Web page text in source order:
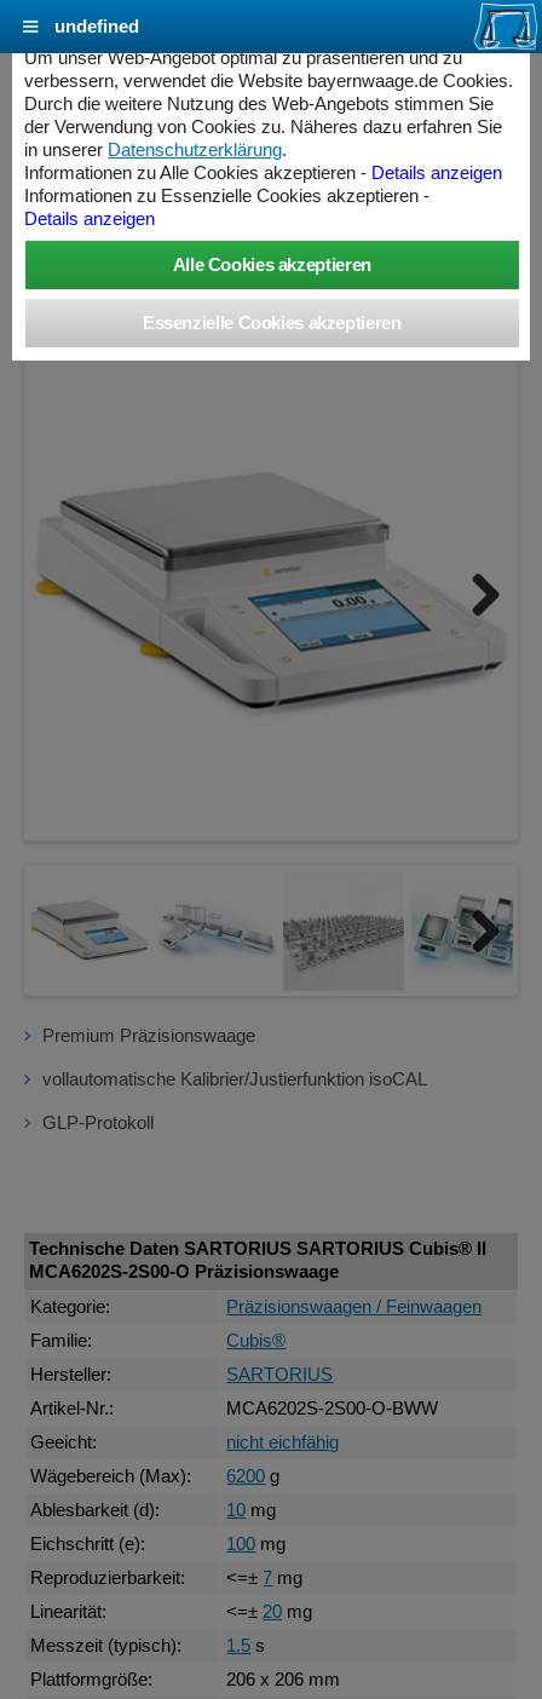
Vorführgerät
SARTORIUS Cubis® II MCA6202S-2S00-O
Präzisionswaage
Wägebereich: 6200 g, Ablesbarkeit: 10 mg, Eichschritt: 100
mg, nicht eichfähig
Next
Premium Präzisionswaage
vollautomatische Kalibrier/Justierfunktion isoCAL
GLP-Protokoll
Technische Daten SARTORIUS SARTORIUS Cubis® II
MCA6202S-2S00-O Präzisionswaage
Kategorie:
Präzisionswaagen / Feinwaagen
Familie:
Cubis®
Hersteller:
SARTORIUS
Artikel-Nr.:
MCA6202S-2S00-O-BWW
Geeicht:
nicht eichfähig
Wägebereich (Max):
6200 g
Ablesbarkeit (d):
10 mg
Eichschritt (e):
100 mg
Reproduzierbarkeit:
<=±7 mg
Linearität:
<=± 20 mg
Messzeit (typisch):
1.5 s
Plattformgröße:
206 x 206 mm
Cookie Einstellungen - bayernwaage.de
Um unser Web-Angebot optimal zu präsentieren und zu
verbessern, verwendet die Website bayernwaage.de Cookies.
Durch die weitere Nutzung des Web-Angebots stimmen Sie
der Verwendung von Cookies zu. Näheres dazu erfahren Sie
in unserer Datenschutzerklärung.
Informationen zu Alle Cookies akzeptieren - Details anzeigen
Informationen zu Essenzielle Cookies akzeptieren -
Details anzeigen
undefined
Controller